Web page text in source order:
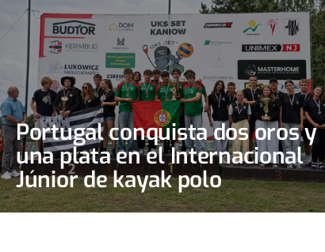
Portugal conquista dos oros y
una plata en el Internacional
Júnior de kayak polo